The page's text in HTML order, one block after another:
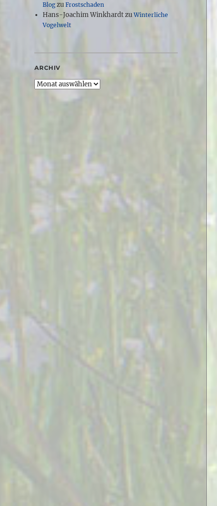
Blogzu Frostschaden
Hans-Joachim WinkhardtzuWinterliche
Vogelwelt
ARCHIV
Archiv